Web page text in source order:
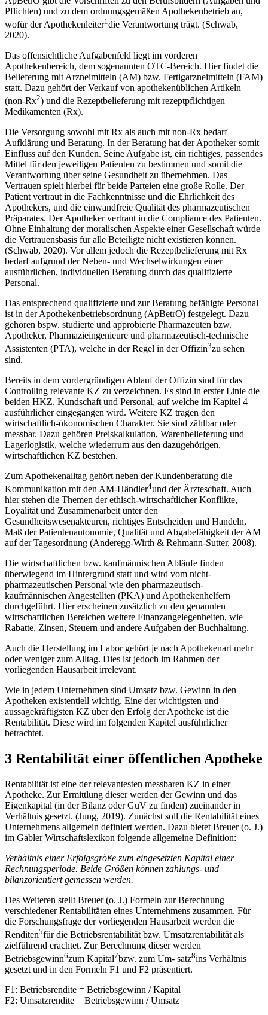
Pflichten) und zu dem ordnungsgemäßen Apothekenbetrieb an,
wofür der Apothekenleiter1 die Verantwortung trägt. (Schwab,
2020).
Das offensichtliche Aufgabenfeld liegt im vorderen
Apothekenbereich, dem sogenannten OTC-Bereich. Hier findet die
Belieferung mit Arzneimitteln (AM) bzw. Fertigarzneimitteln (FAM)
statt. Dazu gehört der Verkauf von apothekenüblichen Artikeln
(non-Rx2) und die Rezeptbelieferung mit rezeptpflichtigen
Medikamenten (Rx).
Die Versorgung sowohl mit Rx als auch mit non-Rx bedarf
Aufklärung und Beratung. In der Beratung hat der Apotheker somit
Einfluss auf den Kunden. Seine Aufgabe ist, ein richtiges, passendes
Mittel für den jeweiligen Patienten zu bestimmen und somit die
Verantwortung über seine Gesundheit zu übernehmen. Das
Vertrauen spielt hierbei für beide Parteien eine große Rolle. Der
Patient vertraut in die Fachkenntnisse und die Ehrlichkeit des
Apothekers, und die einwandfreie Qualität des pharmazeutischen
Präparates. Der Apotheker vertraut in die Compliance des Patienten.
Ohne Einhaltung der moralischen Aspekte einer Gesellschaft würde
die Vertrauensbasis für alle Beteiligte nicht existieren können.
(Schwab, 2020). Vor allem jedoch die Rezeptbelieferung mit Rx
bedarf aufgrund der Neben- und Wechselwirkungen einer
ausführlichen, individuellen Beratung durch das qualifizierte
Personal.
Das entsprechend qualifizierte und zur Beratung befähigte Personal
ist in der Apothekenbetriebsordnung (ApBetrO) festgelegt. Dazu
gehören bspw. studierte und approbierte Pharmazeuten bzw.
Apotheker, Pharmazieingenieure und pharmazeutisch-technische
Assistenten (PTA), welche in der Regel in der Offizin3zu sehen
sind.
Bereits in dem vordergründigen Ablauf der Offizin sind für das
Controlling relevante KZ zu verzeichnen. Es sind in erster Linie die
beiden HKZ, Kundschaft und Personal, auf welche im Kapitel 4
ausführlicher eingegangen wird. Weitere KZ tragen den
wirtschaftlich-ökonomischen Charakter. Sie sind zählbar oder
messbar. Dazu gehören Preiskalkulation, Warenbelieferung und
Lagerlogistik, welche wiederrum aus den dazugehörigen,
wirtschaftlichen KZ bestehen.
Zum Apothekenalltag gehört neben der Kundenberatung die
Kommunikation mit den AM-Händler4und der Ärzteschaft. Auch
hier stehen die Themen der ethisch-wirtschaftlicher Konflikte,
Loyalität und Zusammenarbeit unter den
Gesundheitswesenakteuren, richtiges Entscheiden und Handeln,
Maß der Patientenautonomie, Qualität und Abgabefähigkeit der AM
auf der Tagesordnung (Anderegg-Wirth & Rehmann-Sutter, 2008).
Die wirtschaftlichen bzw. kaufmännischen Abläufe finden
überwiegend im Hintergrund statt und wird vom nicht-
pharmazeutischen Personal wie den pharmazeutisch-
kaufmännischen Angestellten (PKA) und Apothekenhelfern
durchgeführt. Hier erscheinen zusätzlich zu den genannten
wirtschaftlichen Bereichen weitere Finanzangelegenheiten, wie
Rabatte, Zinsen, Steuern und andere Aufgaben der Buchhaltung.
Auch die Herstellung im Labor gehört je nach Apothekenart mehr
oder weniger zum Alltag. Dies ist jedoch im Rahmen der
vorliegenden Hausarbeit irrelevant.
Wie in jedem Unternehmen sind Umsatz bzw. Gewinn in den
Apotheken existentiell wichtig. Eine der wichtigsten und
aussagekräftigsten KZ über den Erfolg der Apotheke ist die
Rentabilität. Diese wird im folgenden Kapitel ausführlicher
betrachtet.
3 Rentabilität einer öffentlichen Apotheke
Rentabilität ist eine der relevantesten messbaren KZ in einer
Apotheke. Zur Ermittlung dieser werden der Gewinn und das
Eigenkapital (in der Bilanz oder GuV zu finden) zueinander in
Verhältnis gesetzt. (Jung, 2019). Zunächst soll die Rentabilität eines
Unternehmens allgemein definiert werden. Dazu bietet Breuer (o. J.)
im Gabler Wirtschaftslexikon folgende allgemeine Definition:
Verhältnis einer Erfolgsgröße zum eingesetzten Kapital einer
Rechnungsperiode. Beide Größen können zahlungs- und
bilanzorientiert gemessen werden.
Des Weiteren stellt Breuer (o. J.) Formeln zur Berechnung
verschiedener Rentabilitäten eines Unternehmens zusammen. Für
die Forschungsfrage der vorliegenden Hausarbeit werden die
Renditen5für die Betriebsrentabilität bzw. Umsatzrentabilität als
zielführend erachtet. Zur Berechnung dieser werden
Betriebsgewinn6zum Kapital7bzw. zum Um- satz8ins Verhältnis
gesetzt und in den Formeln F1 und F2 präsentiert.
F1: Betriebsrendite = Betriebsgewinn / Kapital
F2: Umsatzrendite = Betriebsgewinn / Umsatz